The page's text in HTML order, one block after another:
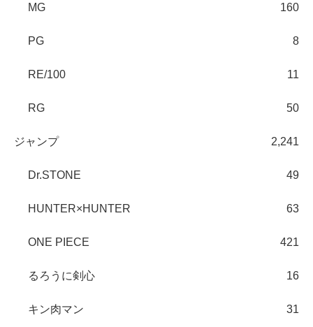
MG 160
PG 8
RE/100 11
RG 50
ジャンプ 2,241
Dr.STONE 49
HUNTER×HUNTER 63
ONE PIECE 421
るろうに剣心 16
キン肉マン 31